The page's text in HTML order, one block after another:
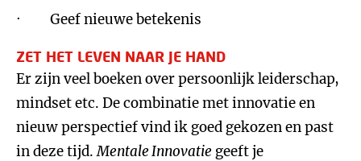
· Geef nieuwe betekenis
ZET HET LEVEN NAAR JE HAND
Er zijn veel boeken over persoonlijk leiderschap,
mindset etc. De combinatie met innovatie en
nieuw perspectief vind ik goed gekozen en past
in deze tijd.Mentale Innovatie geeft je